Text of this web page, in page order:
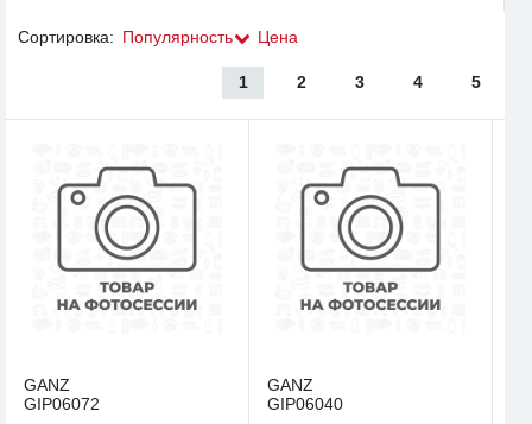
Сортировка: Популярность Цена
1 2 3 4 5
GANZ
GIP06072
GANZ
GIP06040